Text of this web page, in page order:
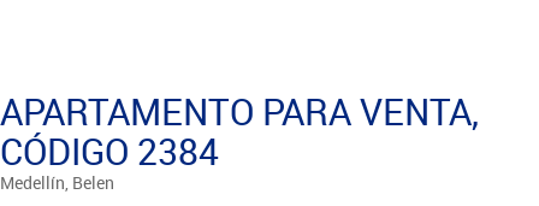
APARTAMENTO PARA VENTA,
CÓDIGO 2384
Medellín, Belen